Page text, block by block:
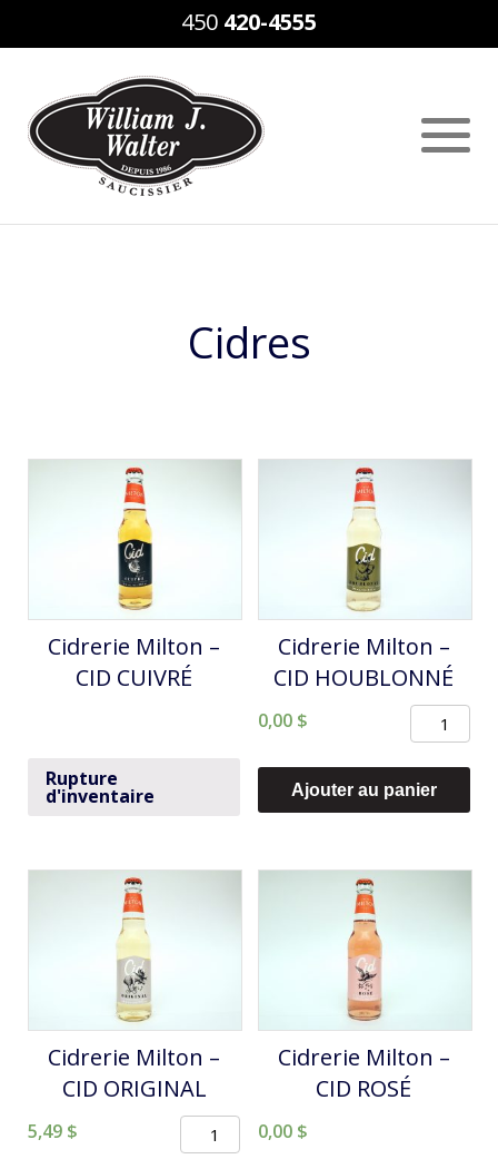
450 420-4555
Cidres
Cidrerie Milton –
CID CUIVRÉ
Rupture
d'inventaire
Cidrerie Milton –
CID HOUBLONNÉ
0,00 $
quantité
Cidrerie
Milton
Ajouter au panier
Cidrerie Milton –
CID ORIGINAL
5,49 $
quantité
Cidrerie Milton –
CID ROSÉ
0,00 $